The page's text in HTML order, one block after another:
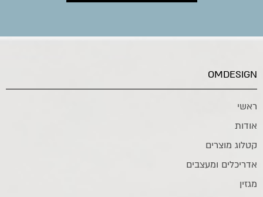
OMDESIGN
ראשי
אודות
קטלוג מוצרים
אדריכלים ומעצבים
מגזין